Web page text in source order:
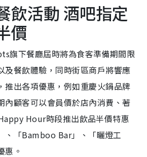
飲活動 酒吧指定
價
旗下餐廳屆時將為食客準備期間限
及餐飲體驗，同時街區商戶將響應
推出各項優惠，例如重慶火鍋品牌
內顧客可以會員價於店內消費、著
Hour時段推出飲品半價特惠
、「Bamboo Bar」、「曬燈工
惠。